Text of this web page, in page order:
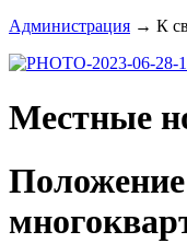
Администрация → К
Местные